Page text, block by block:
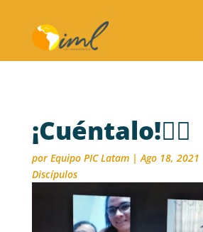
¡Cuéntalo!🙋‍♀️
por Equipo PIC Latam|Ago 18, 2021
Discípulos